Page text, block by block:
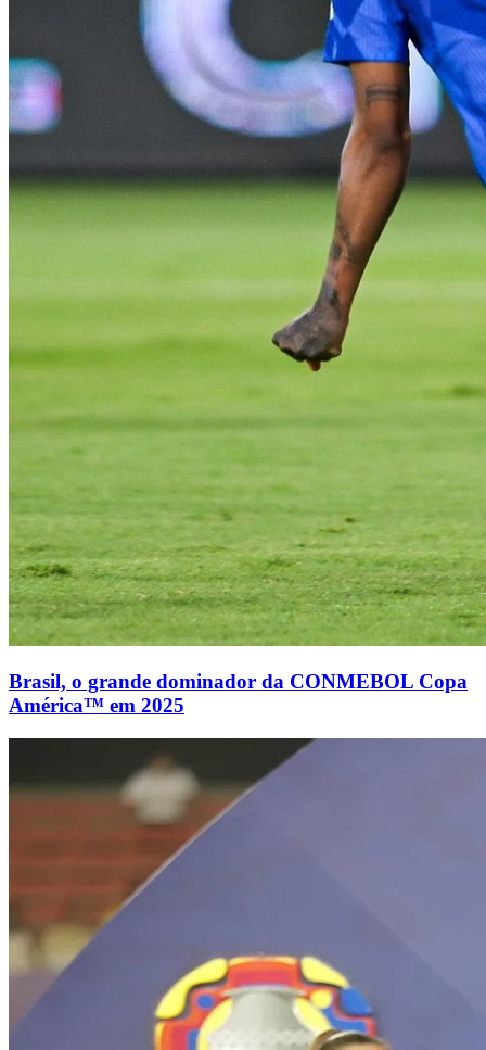
Brasil, o grande dominador da CONMEBOL Copa
América™ em 2025